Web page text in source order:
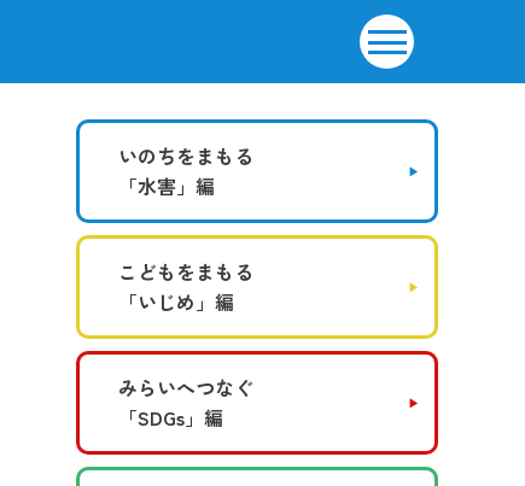
いのちをまもる
「水害」編
こどもをまもる
「いじめ」編
みらいへつなぐ
「SDGs」編